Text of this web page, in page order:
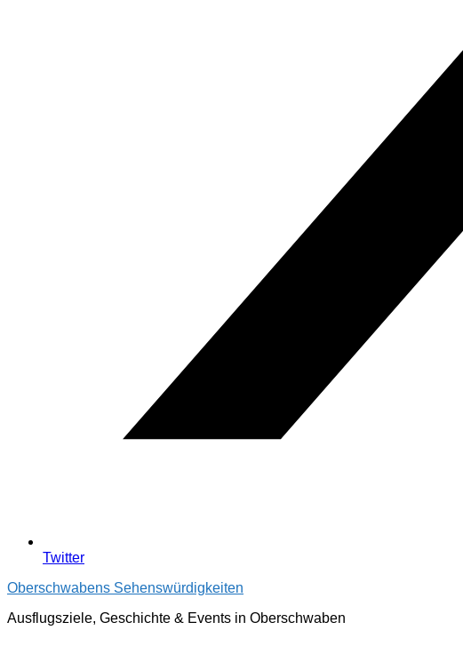
Twitter
Oberschwabens Sehenswürdigkeiten
Ausflugsziele, Geschichte & Events in Oberschwaben